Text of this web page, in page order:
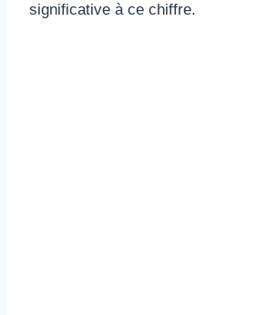
significative à ce chiffre.